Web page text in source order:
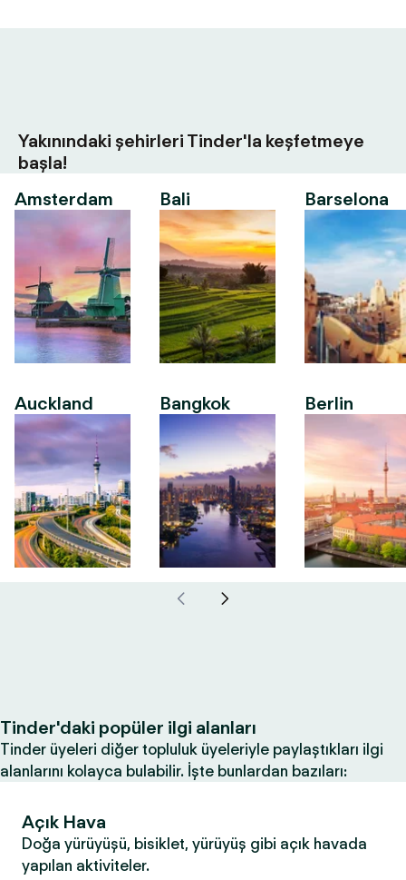
Yakınındaki şehirleri Tinder'la keşfetmeye
başla!
Amsterdam
Auckland
Bali
Bangkok
Barselona
Berlin
Tinder'daki popüler ilgi alanları
Tinder üyeleri diğer topluluk üyeleriyle paylaştıkları ilgi
alanlarını kolayca bulabilir. İşte bunlardan bazıları:
Açık Hava
Doğa yürüyüşü, bisiklet, yürüyüş gibi açık havada
yapılan aktiviteler.